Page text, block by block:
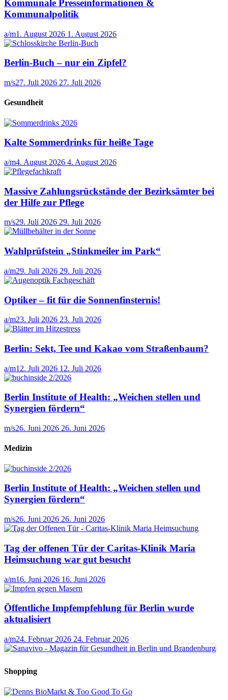
Kommunale Presseinformationen &
Kommunalpolitik
a/m1. August 2026 1. August 2026
Berlin-Buch – nur ein Zipfel?
m/s27. Juli 2026 27. Juli 2026
Gesundheit
Kalte Sommerdrinks für heiße Tage
a/m4. August 2026 4. August 2026
Massive Zahlungsrückstände der Bezirksämter bei
der Hilfe zur Pflege
m/s29. Juli 2026 29. Juli 2026
Wahlprüfstein „Stinkmeiler im Park“
a/m29. Juli 2026 29. Juli 2026
Optiker – fit für die Sonnenfinsternis!
a/m23. Juli 2026 23. Juli 2026
Berlin: Sekt, Tee und Kakao vom Straßenbaum?
a/m12. Juli 2026 12. Juli 2026
Berlin Institute of Health: „Weichen stellen und
Synergien fördern“
m/s26. Juni 2026 26. Juni 2026
Medizin
Berlin Institute of Health: „Weichen stellen und
Synergien fördern“
m/s26. Juni 2026 26. Juni 2026
Tag der offenen Tür der Caritas-Klinik Maria
Heimsuchung war gut besucht
a/m16. Juni 2026 16. Juni 2026
Öffentliche Impfempfehlung für Berlin wurde
aktualisiert
a/m24. Februar 2026 24. Februar 2026
Shopping